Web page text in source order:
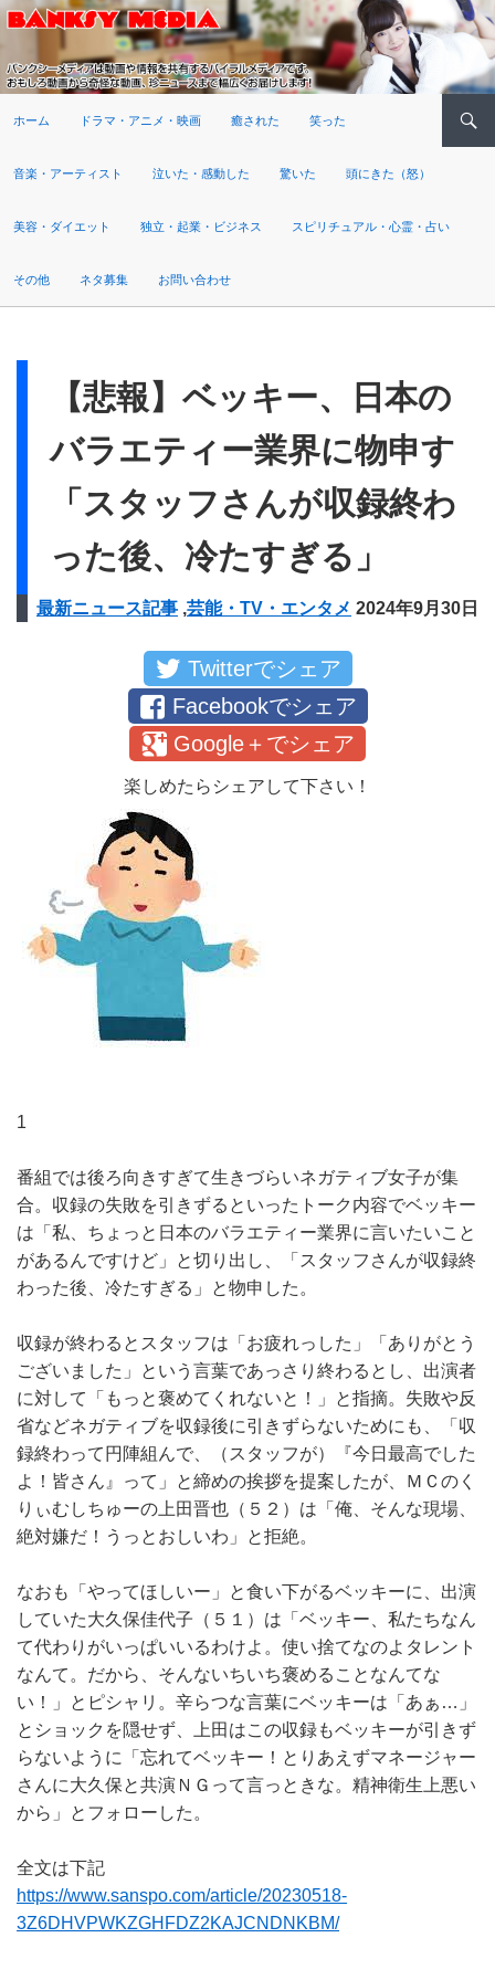
ホーム ドラマ・アニメ・映画 癒された 笑った
音楽・アーティスト 泣いた・感動した 驚いた 頭にきた（怒）
美容・ダイエット 独立・起業・ビジネス スピリチュアル・心霊・占い
その他 ネタ募集 お問い合わせ
【悲報】ベッキー、日本の
バラエティー業界に物申す
「スタッフさんが収録終わ
った後、冷たすぎる」
最新ニュース記事 ,芸能・TV・エンタメ 2024年9月30日
Twitterでシェア
Facebookでシェア
Google＋でシェア
楽しめたらシェアして下さい！
1
番組では後ろ向きすぎて生きづらいネガティブ女子が集
合。収録の失敗を引きずるといったトーク内容でベッキー
は「私、ちょっと日本のバラエティー業界に言いたいこと
があるんですけど」と切り出し、「スタッフさんが収録終
わった後、冷たすぎる」と物申した。
収録が終わるとスタッフは「お疲れっした」「ありがとう
ございました」という言葉であっさり終わるとし、出演者
に対して「もっと褒めてくれないと！」と指摘。失敗や反
省などネガティブを収録後に引きずらないためにも、「収
録終わって円陣組んで、（スタッフが）『今日最高でした
よ！皆さん』って」と締めの挨拶を提案したが、ＭＣのく
りぃむしちゅーの上田晋也（５２）は「俺、そんな現場、
絶対嫌だ！うっとおしいわ」と拒絶。
なおも「やってほしいー」と食い下がるベッキーに、出演
していた大久保佳代子（５１）は「ベッキー、私たちなん
て代わりがいっぱいいるわけよ。使い捨てなのよタレント
なんて。だから、そんないちいち褒めることなんてな
い！」とピシャリ。辛らつな言葉にベッキーは「あぁ…」
とショックを隠せず、上田はこの収録もベッキーが引きず
らないように「忘れてベッキー！とりあえずマネージャー
さんに大久保と共演ＮＧって言っときな。精神衛生上悪い
から」とフォローした。
全文は下記
https://www.sanspo.com/article/20230518-
3Z6DHVPWKZGHFDZ2KAJCNDNKBM/